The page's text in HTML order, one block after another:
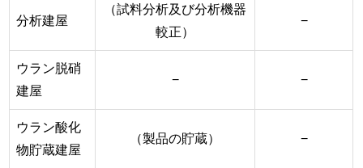
分析建屋
（試料分析及び分析機器
較正）
−
ウラン脱硝
建屋
− −
ウラン酸化
物貯蔵建屋
（製品の貯蔵） −